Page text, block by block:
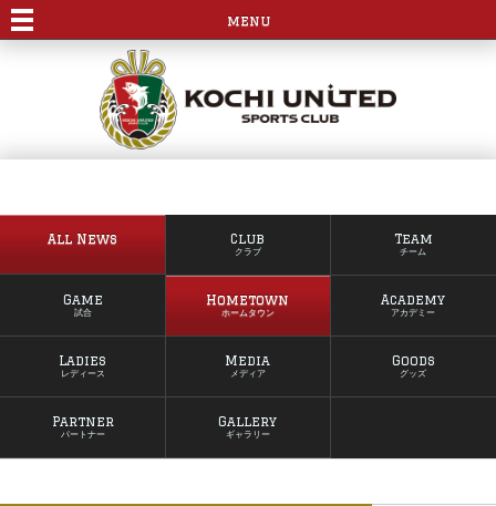
menu
All News Club
クラブ
Team
チーム
Game
試合
Hometown
ホームタウン
Academy
アカデミー
Ladies
レディース
Media
メディア
Goods
グッズ
Partner
パートナー
Gallery
ギャラリー